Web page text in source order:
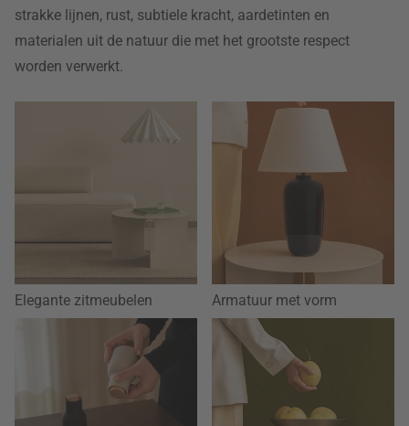
strakke lijnen, rust, subtiele kracht, aardetinten en
materialen uit de natuur die met het grootste respect
worden verwerkt.
Elegante zitmeubelen Armatuur met vorm